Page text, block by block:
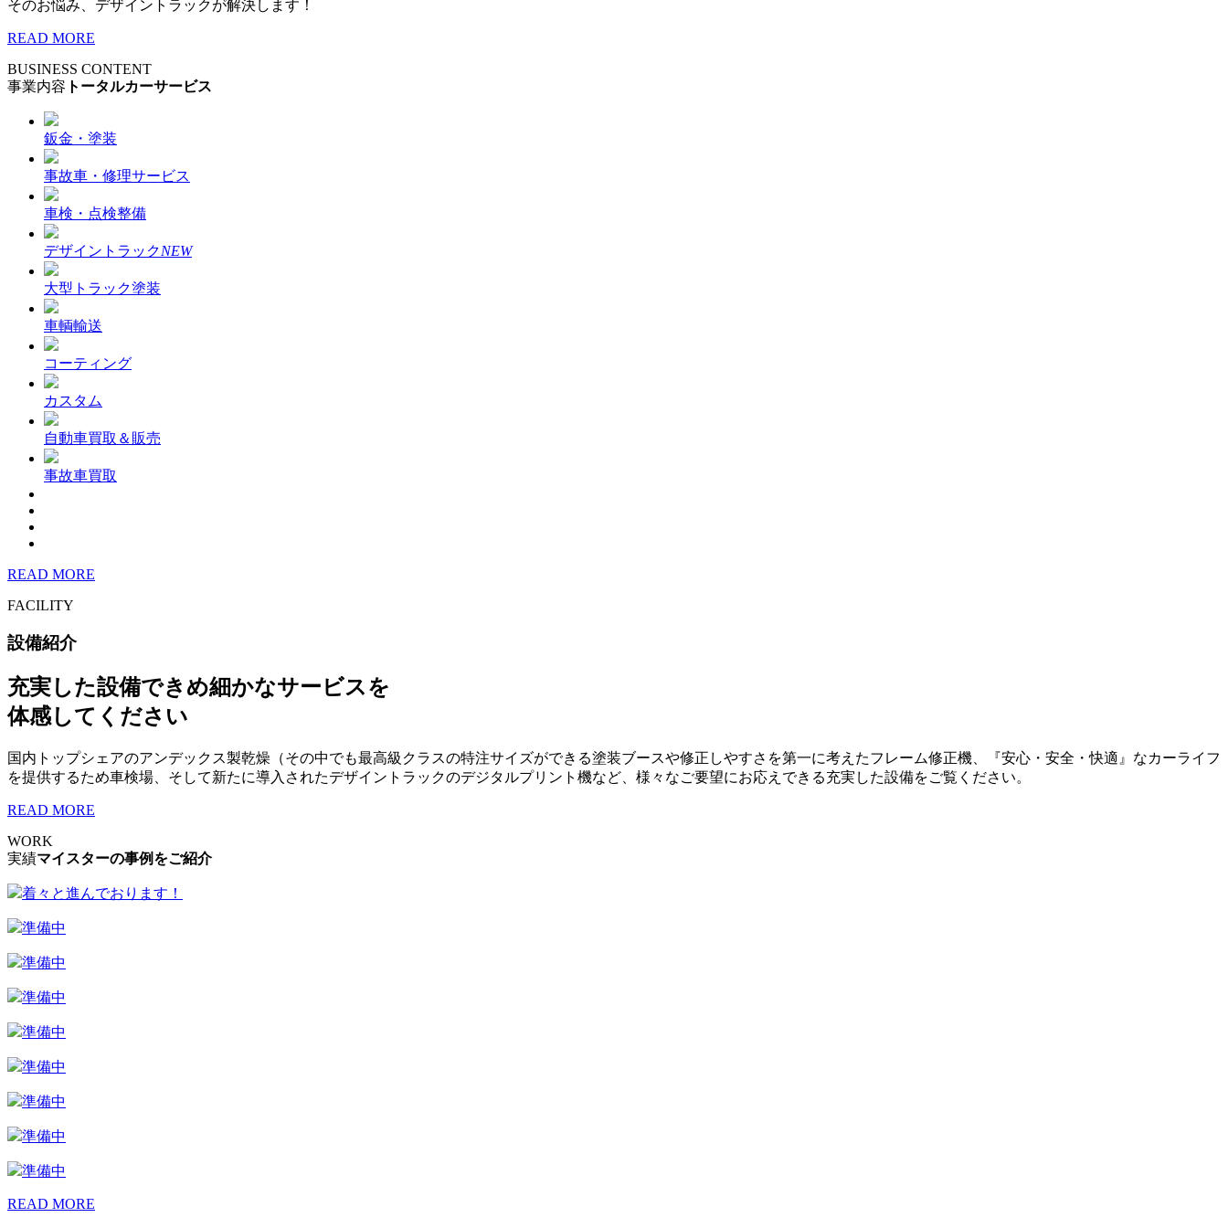
そのお悩み、デザイントラックが解決します！
READ MORE
BUSINESS CONTENT
事業内容 トータルカーサービス
鈑金・塗装
事故車・修理サービス
車検・点検整備
デザイントラックNEW
大型トラック塗装
車輌輸送
コーティング
カスタム
自動車買取＆販売
事故車買取
READ MORE
FACILITY
設備紹介
充実した設備できめ細かなサービスを
体感してください
国内トップシェアのアンデックス製乾燥（その中でも最高級クラスの特注サイズができる塗装ブースや修正しやすさを第一に考えたフレーム修正機、『安心・安全・快適』なカーライフ
を提供するため車検場、そして新たに導入されたデザイントラックのデジタルプリント機など、様々なご要望にお応えできる充実した設備をご覧ください。
READ MORE
WORK
実績マイスターの事例をご紹介
着々と進んでおります！
準備中
準備中
準備中
準備中
準備中
準備中
準備中
準備中
READ MORE